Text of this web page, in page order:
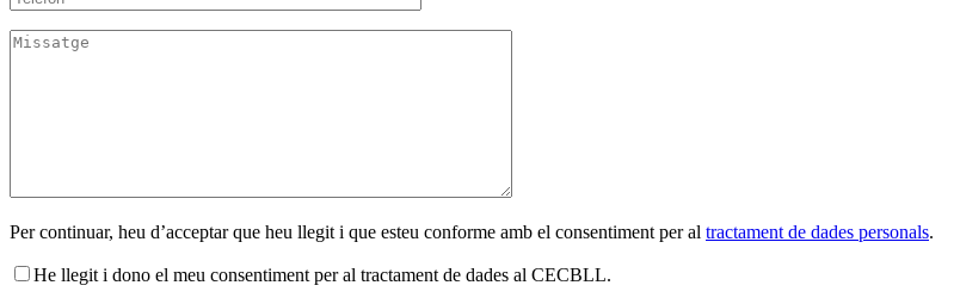
Per continuar, heu d’acceptar que heu llegit i que esteu conforme amb el consentiment per al tractament de dades personals.
He llegit i dono el meu consentiment per al tractament de dades al CECBLL.